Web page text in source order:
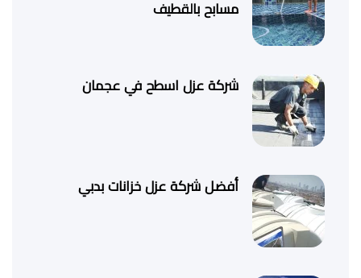
مسابح بالقطيف
شركة عزل اسطح في عجمان
أفضل شركة عزل خزانات بدبي